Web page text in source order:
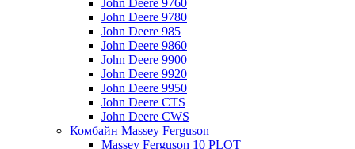
John Deere 9760
John Deere 9780
John Deere 985
John Deere 9860
John Deere 9900
John Deere 9920
John Deere 9950
John Deere CTS
John Deere CWS
Комбайн Massey Ferguson
Massey Ferguson 10 PLOT